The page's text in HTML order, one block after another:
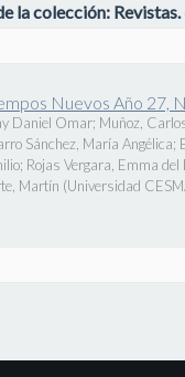
la colección: Revistas.
Nuevos Año 27,
Daniel Omar; Muñoz,
Sánchez, María Angélica;
; Rojas Vergara, Emma del
Martín (Universidad